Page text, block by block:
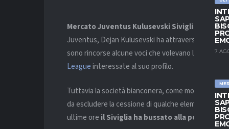
7
Mercato Juventus KulusevskiSiviglia
– Da
Juventus, Dejan Kulusevski ha attraversato
sono rincorse alcune voci che volevano l’ex
Leagueinteressate al suo profilo.
Tuttavia la società bianconera, come molte altre
da escludere la cessione di qualche elemento
ultime ore il Siviglia ha bussato alla porta